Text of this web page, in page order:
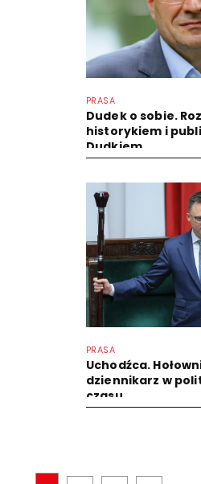
PRASA
Dudek o sobie.
historykiem i
Dudkiem
PRASA
Uchodźca.
dziennikarz w
czasu